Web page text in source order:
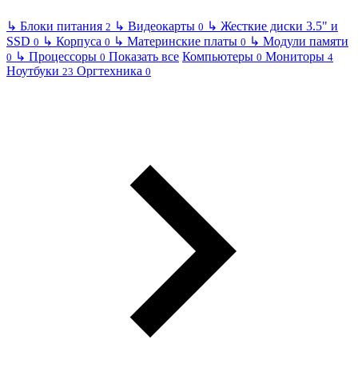
↳ Блоки питания 2 ↳ Видеокарты 0 ↳ Жесткие диски 3.5" и
SSD 0 ↳ Корпуса 0 ↳ Материнские платы 0 ↳ Модули памяти
0 ↳ Процессоры 0 Показать все Компьютеры 0 Мониторы 4
Ноутбуки 23 Оргтехника 0